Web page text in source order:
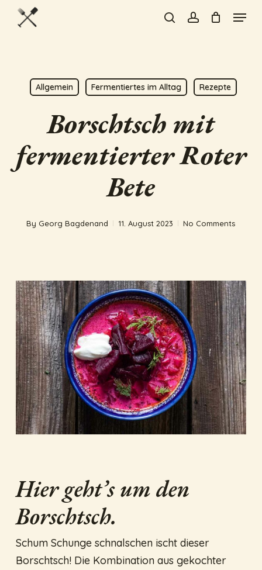
Skip
searchaccount
Menu
Allgemein Fermentiertes im Alltag Rezepte
Borschtsch mit
fermentierter Roter
Bete
By Georg Bagdenand 11. August 2023 No Comments
Hier geht’s um den
Borschtsch.
Schum Schunge schnalschen ischt dieser
Borschtsch! Die Kombination aus gekochter